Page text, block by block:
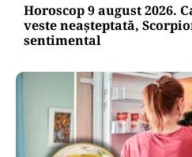
Horoscop 9 august 2026.
veste neașteptată,
sentimental